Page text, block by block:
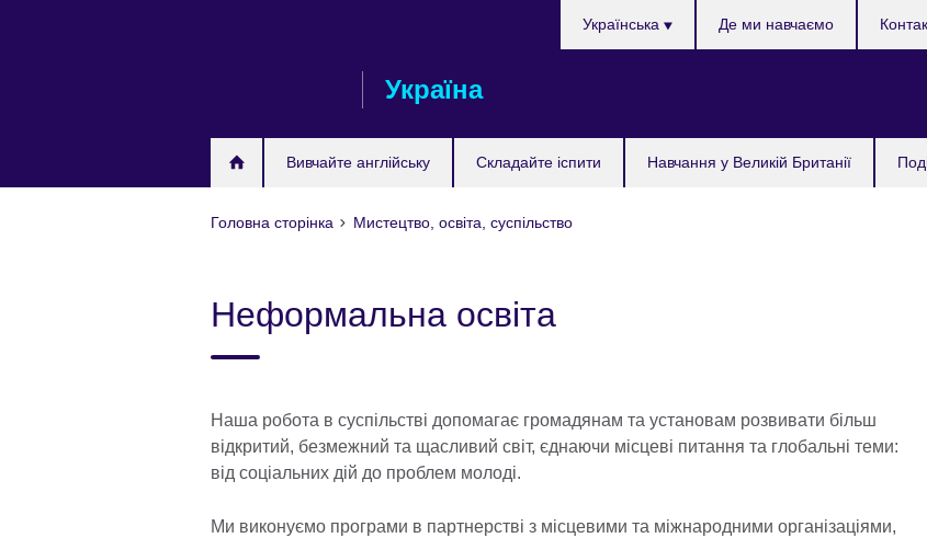
Україна
Вивчайте англійську Складайте іспити Навчання у Великій Британії
Українська Де ми навчаємо
Головна сторінка Мистецтво, освіта, суспільство
Неформальна освіта
Наша робота в суспільстві допомагає громадянам та установам розвивати більш
відкритий, безмежний та щасливий світ, єднаючи місцеві питання та глобальні теми:
від соціальних дій до проблем молоді.
Ми виконуємо програми в партнерстві з місцевими та міжнародними організаціями,